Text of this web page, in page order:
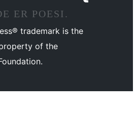
ER POESI.
trademark is the
of the